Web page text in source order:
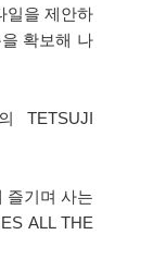
일을 제안하
확보해 나
TETSUJI
즐기며 사는
ALL THE